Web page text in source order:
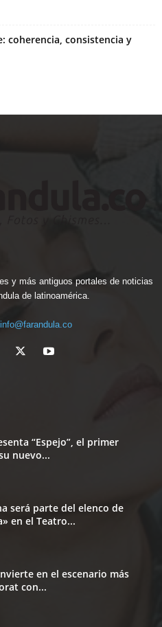
coherencia, consistencia y
y más antiguos portales de noticias
de latinoamérica.
info@farandula.co
“Espejo”, el primer
nuevo...
será parte del elenco de
en el Teatro...
en el escenario más
con...